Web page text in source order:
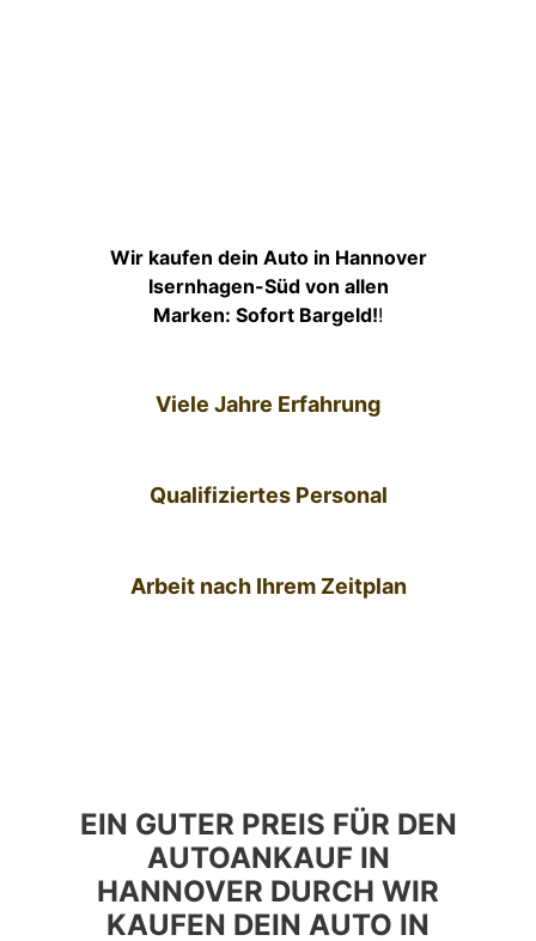
Wir kaufen dein Auto in Hannover
Isernhagen-Süd von allen
Marken: Sofort Bargeld!!
Viele Jahre Erfahrung
Qualifiziertes Personal
Arbeit nach Ihrem Zeitplan
EIN GUTER PREIS FÜR DEN
AUTOANKAUF IN
HANNOVER DURCH WIR
KAUFEN DEIN AUTO IN